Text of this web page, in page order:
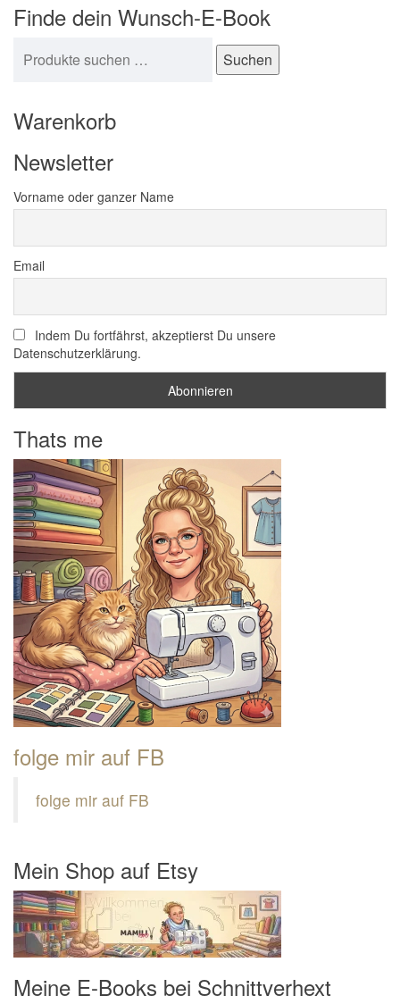
Finde dein Wunsch-E-Book
Suchen
Warenkorb
Newsletter
Vorname oder ganzer Name
Email
Indem Du fortfährst, akzeptierst Du unsere
Datenschutzerklärung.
Thats me
folge mir auf FB
folge mir auf FB
Mein Shop auf Etsy
Meine E-Books bei Schnittverhext